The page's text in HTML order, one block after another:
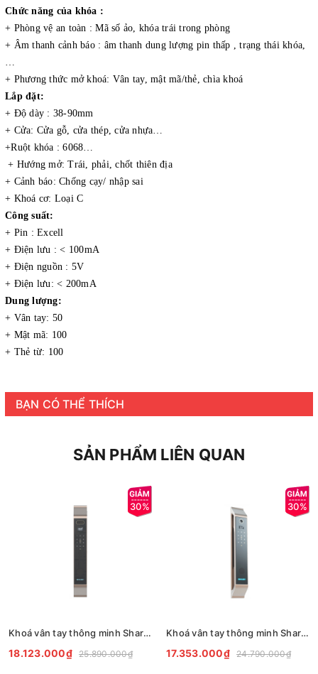
Chức năng của khóa :
+ Phòng vệ an toàn : Mã số ảo, khóa trái trong phòng
+ Âm thanh cảnh báo : âm thanh dung lượng pin thấp , trạng thái khóa,
…
+ Phương thức mở khoá: Vân tay, mật mã/thẻ, chìa khoá
Lắp đặt:
+ Độ dày : 38-90mm
+ Cửa: Cửa gỗ, cửa thép, cửa nhựa…
+Ruột khóa : 6068…
+ Hướng mở: Trái, phải, chốt thiên địa
+ Cảnh báo: Chống cạy/ nhập sai
+ Khoá cơ: Loại C
Công suất:
+ Pin : Excell
+ Điện lưu : < 100mA
+ Điện nguồn : 5V
+ Điện lưu: < 200mA
Dung lượng:
+ Vân tay: 50
+ Mật mã: 100
+ Thẻ từ: 100
BẠN CÓ THỂ THÍCH
SẢN PHẨM LIÊN QUAN
30%
Khoá vân tay thông minh Sharp S9-FV Cà Phê/Xám/Đen
18.123.000₫ 25.890.000₫
30%
Khoá vân tay thông minh Sharp S9-V Pro Cà Phê/Đen/Xám
17.353.000₫ 24.790.000₫